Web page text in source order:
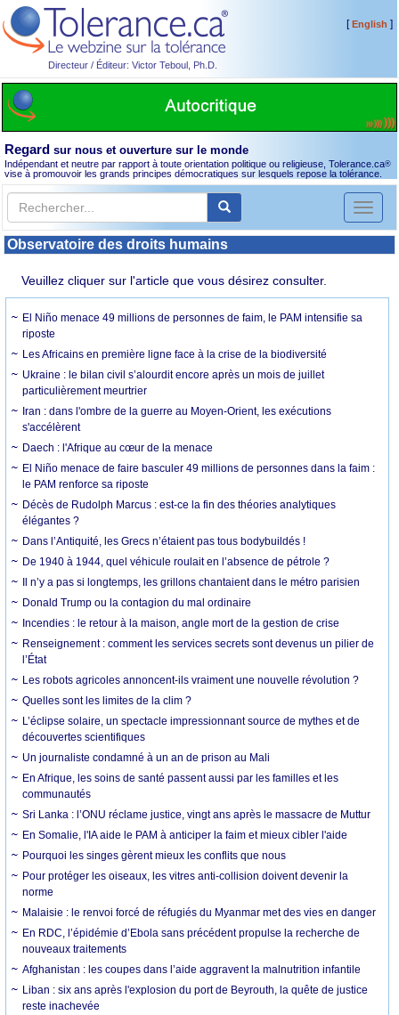
Directeur / Éditeur: Victor Teboul, Ph.D.
[English ]
Regard sur nous et ouverture sur le monde
Indépendant et neutre par rapport à toute orientation politique ou religieuse, Tolerance.ca®
vise à promouvoir les grands principes démocratiques sur lesquels repose la tolérance.
Toggle
Observatoire des droits humains
Veuillez cliquer sur l'article que vous désirez consulter.
El Niño menace 49 millions de personnes de faim, le PAM intensifie sa
riposte
Les Africains en première ligne face à la crise de la biodiversité
Ukraine : le bilan civil s’alourdit encore après un mois de juillet
particulièrement meurtrier
Iran : dans l'ombre de la guerre au Moyen-Orient, les exécutions
s'accélèrent
Daech : l'Afrique au cœur de la menace
El Niño menace de faire basculer 49 millions de personnes dans la faim :
le PAM renforce sa riposte
Décès de Rudolph Marcus : est-ce la fin des théories analytiques
élégantes ?
Dans l’Antiquité, les Grecs n’étaient pas tous bodybuildés !
De 1940 à 1944, quel véhicule roulait en l’absence de pétrole ?
Il n’y a pas si longtemps, les grillons chantaient dans le métro parisien
Donald Trump ou la contagion du mal ordinaire
Incendies : le retour à la maison, angle mort de la gestion de crise
Renseignement : comment les services secrets sont devenus un pilier de
l’État
Les robots agricoles annoncent-ils vraiment une nouvelle révolution ?
Quelles sont les limites de la clim ?
L’éclipse solaire, un spectacle impressionnant source de mythes et de
découvertes scientifiques
Un journaliste condamné à un an de prison au Mali
En Afrique, les soins de santé passent aussi par les familles et les
communautés
Sri Lanka : l’ONU réclame justice, vingt ans après le massacre de Muttur
En Somalie, l'IA aide le PAM à anticiper la faim et mieux cibler l'aide
Pourquoi les singes gèrent mieux les conflits que nous
Pour protéger les oiseaux, les vitres anti-collision doivent devenir la
norme
Malaisie : le renvoi forcé de réfugiés du Myanmar met des vies en danger
En RDC, l’épidémie d’Ebola sans précédent propulse la recherche de
nouveaux traitements
Afghanistan : les coupes dans l’aide aggravent la malnutrition infantile
Liban : six ans après l'explosion du port de Beyrouth, la quête de justice
reste inachevée